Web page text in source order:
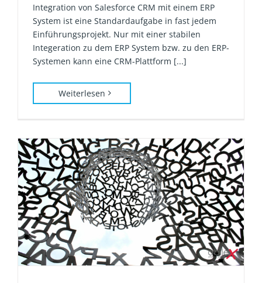
Integration von Salesforce CRM mit einem ERP
System ist eine Standardaufgabe in fast jedem
Einführungsprojekt. Nur mit einer stabilen
Integeration zu dem ERP System bzw. zu den ERP-
Systemen kann eine CRM-Plattform [...]
Weiterlesen